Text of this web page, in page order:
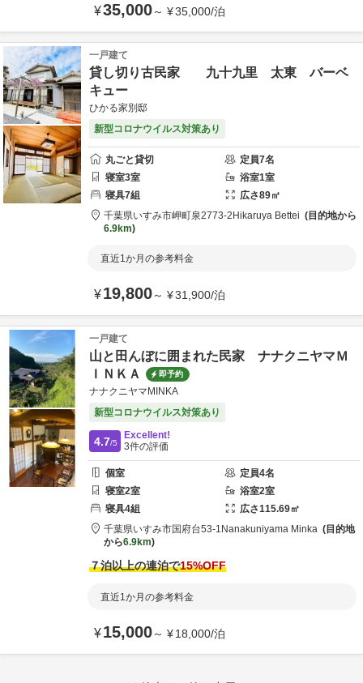
¥35,000～ ¥35,000/泊
一戸建て
貸し切り古民家 九十九里 太東 バーベ
キュー
ひかる家別邸
新型コロナウイルス対策あり
丸ごと貸切 定員7名
寝室3室 浴室1室
寝具7組 広さ89㎡
千葉県いすみ市岬町泉2773-2 Hikaruya Bettei
目的地から
6.9km
直近1か月の参考料金
¥19,800～ ¥31,900/泊
一戸建て
山と田んぼに囲まれた民家 ナナクニヤマＭ
ＩＮＫＡ
即予約
ナナクニヤマMINKA
新型コロナウイルス対策あり
4.7/5
Excellent!
3件の評価
個室 定員4名
寝室2室 浴室2室
寝具4組 広さ115.69㎡
千葉県いすみ市国府台53-1 Nanakuniyama Minka
目的地
から6.9km
７泊以上の連泊で15%OFF
直近1か月の参考料金
¥15,000～ ¥18,000/泊